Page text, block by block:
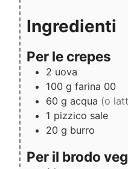
Ingredienti
Per le crepes
2 uova
100 g farina 00
60 g acqua (o
1 pizzico sale
20 g burro
Per il brodo